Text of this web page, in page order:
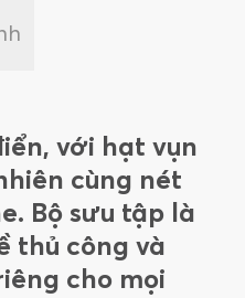
với hạt vụn
cùng nét
Bộ sưu tập là
thủ công và
cho mọi